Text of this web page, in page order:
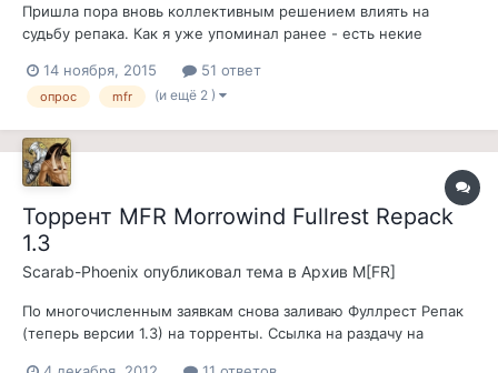
Пришла пора вновь коллективным решением влиять на
судьбу репака. Как я уже упоминал ранее - есть некие
вот какие: 1. Когда выйдет новая стабильная версия МСР, ибо
много масхевных правок. (В процессе). В частности
14 ноября, 2015 51 ответ
опрос mfr (и ещё 2 )
Торрент MFR Morrowind Fullrest Repack
1.3
Scarab-Phoenix опубликовал тема в Архив M[FR]
По многочисленным заявкам снова заливаю Фуллрест Репак
(теперь версии 1.3) на торренты. Ссылка на раздачу на